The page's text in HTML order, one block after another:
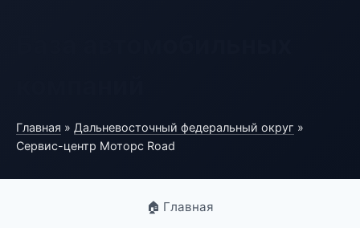
Главная » Дальневосточный федеральный округ »
Сервис-центр Моторс Road
🏠 Главная